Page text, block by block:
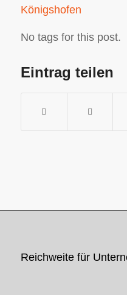
Königshofen
No tags for this post.
Eintrag teilen
Reichweite für